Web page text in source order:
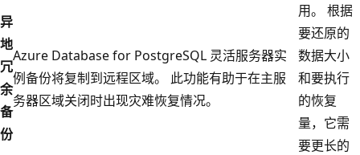
异
地
冗
余
备
份
Azure Database for PostgreSQL 灵活服务器实
例备份将复制到远程区域。 此功能有助于在主服
务器区域关闭时出现灾难恢复情况。
用。 根据
要还原的
数据大小
和要执行
的恢复
量，它需
要更长的